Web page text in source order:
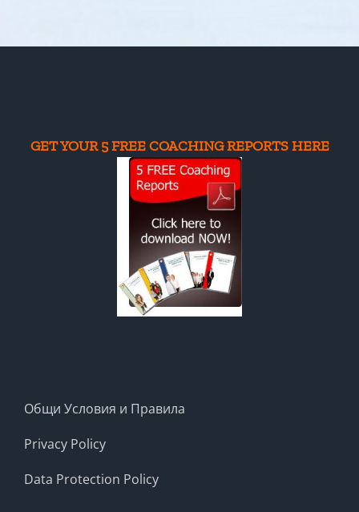
GET YOUR 5 FREE COACHING REPORTS HERE
Общи Условия и Правила
Privacy Policy
Data Protection Policy